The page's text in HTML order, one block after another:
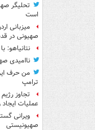
تحلیگر
است
میزبانی
صهیونی در
نتانیاهو:
ناامیدی
من حرف
ترامپ
تجاوز
عملیات ایجاد
صهیونیستی